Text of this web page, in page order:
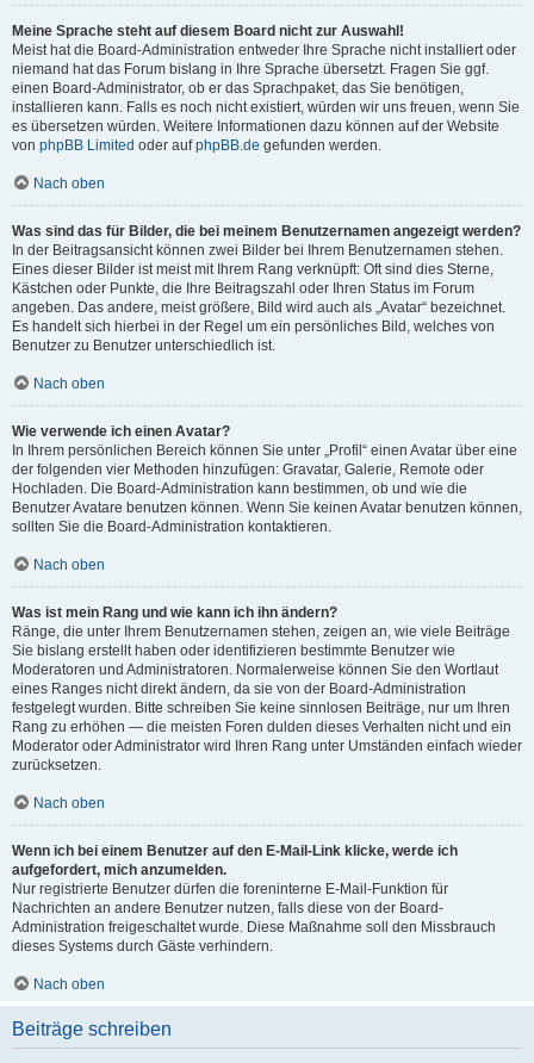
Meine Sprache steht auf diesem Board nicht zur Auswahl!
Meist hat die Board-Administration entweder Ihre Sprache nicht installiert oder
niemand hat das Forum bislang in Ihre Sprache übersetzt. Fragen Sie ggf.
einen Board-Administrator, ob er das Sprachpaket, das Sie benötigen,
installieren kann. Falls es noch nicht existiert, würden wir uns freuen, wenn Sie
es übersetzen würden. Weitere Informationen dazu können auf der Website
von phpBB Limited oder aufphpBB.de gefunden werden.
Nach oben
Was sind das für Bilder, die bei meinem Benutzernamen angezeigt werden?
In der Beitragsansicht können zwei Bilder bei Ihrem Benutzernamen stehen.
Eines dieser Bilder ist meist mit Ihrem Rang verknüpft: Oft sind dies Sterne,
Kästchen oder Punkte, die Ihre Beitragszahl oder Ihren Status im Forum
angeben. Das andere, meist größere, Bild wird auch als „Avatar“ bezeichnet.
Es handelt sich hierbei in der Regel um ein persönliches Bild, welches von
Benutzer zu Benutzer unterschiedlich ist.
Nach oben
Wie verwende ich einen Avatar?
In Ihrem persönlichen Bereich können Sie unter „Profil“ einen Avatar über eine
der folgenden vier Methoden hinzufügen: Gravatar, Galerie, Remote oder
Hochladen. Die Board-Administration kann bestimmen, ob und wie die
Benutzer Avatare benutzen können. Wenn Sie keinen Avatar benutzen können,
sollten Sie die Board-Administration kontaktieren.
Nach oben
Was ist mein Rang und wie kann ich ihn ändern?
Ränge, die unter Ihrem Benutzernamen stehen, zeigen an, wie viele Beiträge
Sie bislang erstellt haben oder identifizieren bestimmte Benutzer wie
Moderatoren und Administratoren. Normalerweise können Sie den Wortlaut
eines Ranges nicht direkt ändern, da sie von der Board-Administration
festgelegt wurden. Bitte schreiben Sie keine sinnlosen Beiträge, nur um Ihren
Rang zu erhöhen — die meisten Foren dulden dieses Verhalten nicht und ein
Moderator oder Administrator wird Ihren Rang unter Umständen einfach wieder
zurücksetzen.
Nach oben
Wenn ich bei einem Benutzer auf den E-Mail-Link klicke, werde ich
aufgefordert, mich anzumelden.
Nur registrierte Benutzer dürfen die foreninterne E-Mail-Funktion für
Nachrichten an andere Benutzer nutzen, falls diese von der Board-
Administration freigeschaltet wurde. Diese Maßnahme soll den Missbrauch
dieses Systems durch Gäste verhindern.
Nach oben
Beiträge schreiben